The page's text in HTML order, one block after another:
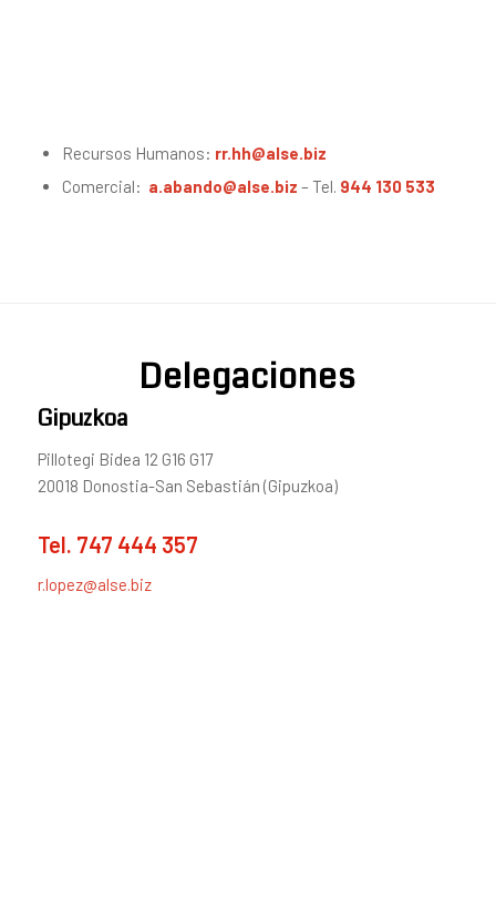
Recursos Humanos: rr.hh@alse.biz
Comercial: a.abando@alse.biz – Tel. 944 130 533
Delegaciones
Gipuzkoa
Pillotegi Bidea 12 G16 G17
20018 Donostia-San Sebastián (Gipuzkoa)
Tel. 747 444 357
r.lopez@alse.biz